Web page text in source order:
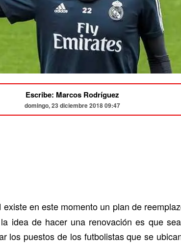
Escribe: Marcos Rodríguez
domingo, 23 diciembre 2018 09:47
existe en este momento un plan de
idea de hacer una renovación es que
los puestos de los futbolistas que se